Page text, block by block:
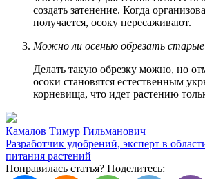
создать затенение. Когда
получается, осоку пересаживают.
Можно ли осенью обрезать старые
Делать такую обрезку можно, но
осоки становятся естественным
корневища, что идет растению
Камалов Тимур Гильманович
Разработчик удобрений, эксперт в
питания растений
Понравилась статья? Поделитесь: